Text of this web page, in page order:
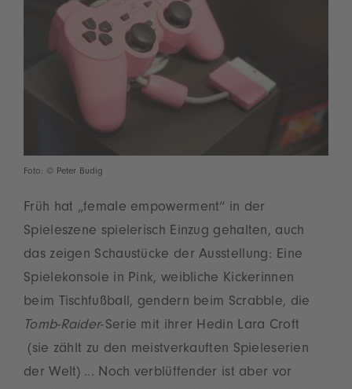
Foto: © Peter Budig
Früh hat „female empowerment“ in der
Spieleszene spielerisch Einzug gehalten, auch
das zeigen Schaustücke der Ausstellung: Eine
Spielekonsole in Pink, weibliche Kickerinnen
beim Tischfußball, gendern beim Scrabble, die
Tomb-Raider-Serie mit ihrer Hedin Lara Croft
(sie zählt zu den meistverkauften Spieleserien
der Welt) ... Noch verblüffender ist aber vor